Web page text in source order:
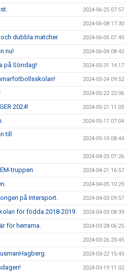
2024-06-25 07:57
2024-06-08 17:30
dubbla matcher. 2024-06-05 07:40
nu! 2024-06-04 08:42
på Söndag! 2024-05-31 14:17
2024-05-24 09:52
2024-05-22 22:06
2024! 2024-05-21 11:05
2024-05-17 07:04
till
2024-05-10 08:44
2024-04-25 07:26
truppen 2024-04-21 16:57
2024-04-05 10:29
på Intersport. 2024-04-03 09:57
för födda 2018-2019. 2024-04-03 08:39
för herrarna. 2024-03-28 06:25
2024-03-26 20:45
2024-03-22 15:45
2024-03-19 11:02